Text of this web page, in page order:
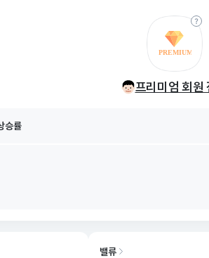
프리미엄 회원
08/07
밸류